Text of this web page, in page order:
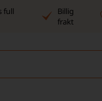
full
Billig
frakt